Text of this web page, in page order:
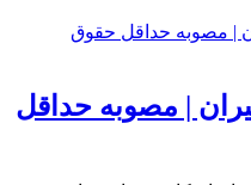
| مصوبه حداقل